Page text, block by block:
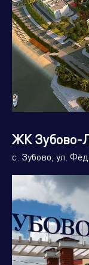
ЖК Зубово-
с. Зубово, ул.